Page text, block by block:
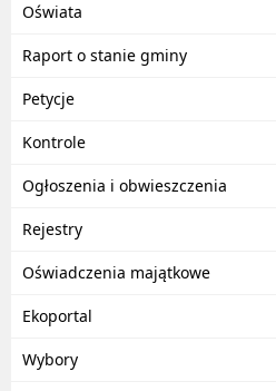
Oświata
Raport o stanie gminy
Petycje
Kontrole
Ogłoszenia i obwieszczenia
Rejestry
Oświadczenia majątkowe
Ekoportal
Wybory